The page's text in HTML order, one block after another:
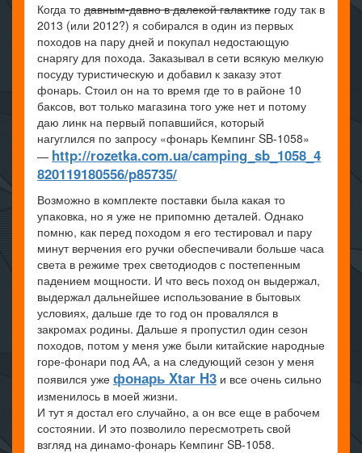
Когда то давным-давно в далекой галактике году так в
2013 (или 2012?) я собирался в один из первых
походов на пару дней и покупал недостающую
снарягу для похода. Заказывал в сети всякую мелкую
посуду туристическую и добавил к заказу этот
фонарь. Стоил он на то время где то в районе 10
баксов, вот только магазина того уже нет и потому
даю линк на первый попавшийся, который
нагуглился по запросу «фонарь Кемпинг SB-1058»
— http://rozetka.com.ua/camping_sb_1058_4
820119180556/p85735/
Возможно в комплекте поставки была какая то
упаковка, но я уже не припомню деталей. Однако
помню, как перед походом я его тестировал и пару
минут верчения его ручки обеспечивали больше часа
света в режиме трех светодиодов с постепенным
падением мощности. И что весь поход он выдержал,
выдержал дальнейшее использование в бытовых
условиях, дальше где то год он провалялся в
закромах родины. Дальше я пропустил один сезон
походов, потом у меня уже были китайские народные
горе-фонари под АА, а на следующий сезон у меня
появился уже фонарь Xtar H3 и все очень сильно
изменилось в моей жизни.
И тут я достал его случайно, а он все еще в рабочем
состоянии. И это позволило пересмотреть свой
взгляд на динамо-фонарь Кемпинг SB-1058.